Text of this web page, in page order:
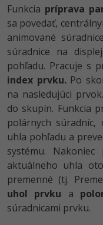
Algoritmy
Umelá
Pre deti
Viac
Fórum
Kurzy e-
Marketing
Kurzy
HTML/CSS
Príbehy absolventov
Funkcia príprava
sa povedať,
animované
súradnice na
pohľadu. Pracuje s
index prvku.Po
na nasledujúci
do skupín. Funkcia
polárnych
uhla pohľadu a
systému.
aktuálneho uhla
premenné (tj.
uhol prvku a
súradnicami prvku.